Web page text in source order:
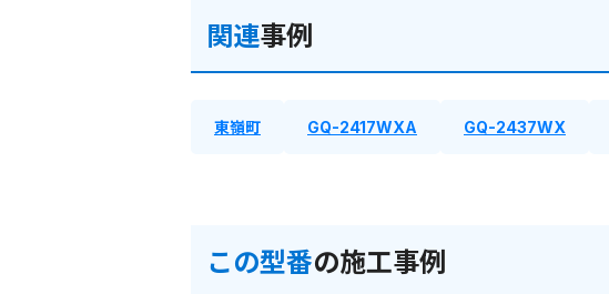
関連事例
東嶺町 GQ-2417WXA GQ-2437WX
この型番の施工事例